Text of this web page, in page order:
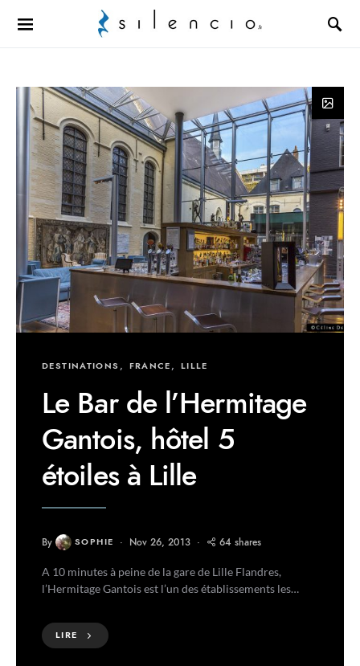
Search for:
DESTINATIONS FRANCE LILLE
Le Bar de l’Hermitage
Gantois, hôtel 5
étoiles à Lille
By SOPHIE Nov 26, 2013 64 shares
A 10 minutes à peine de la gare de Lille Flandres,
l’Hermitage Gantois est l’un des établissements les…
LIRE